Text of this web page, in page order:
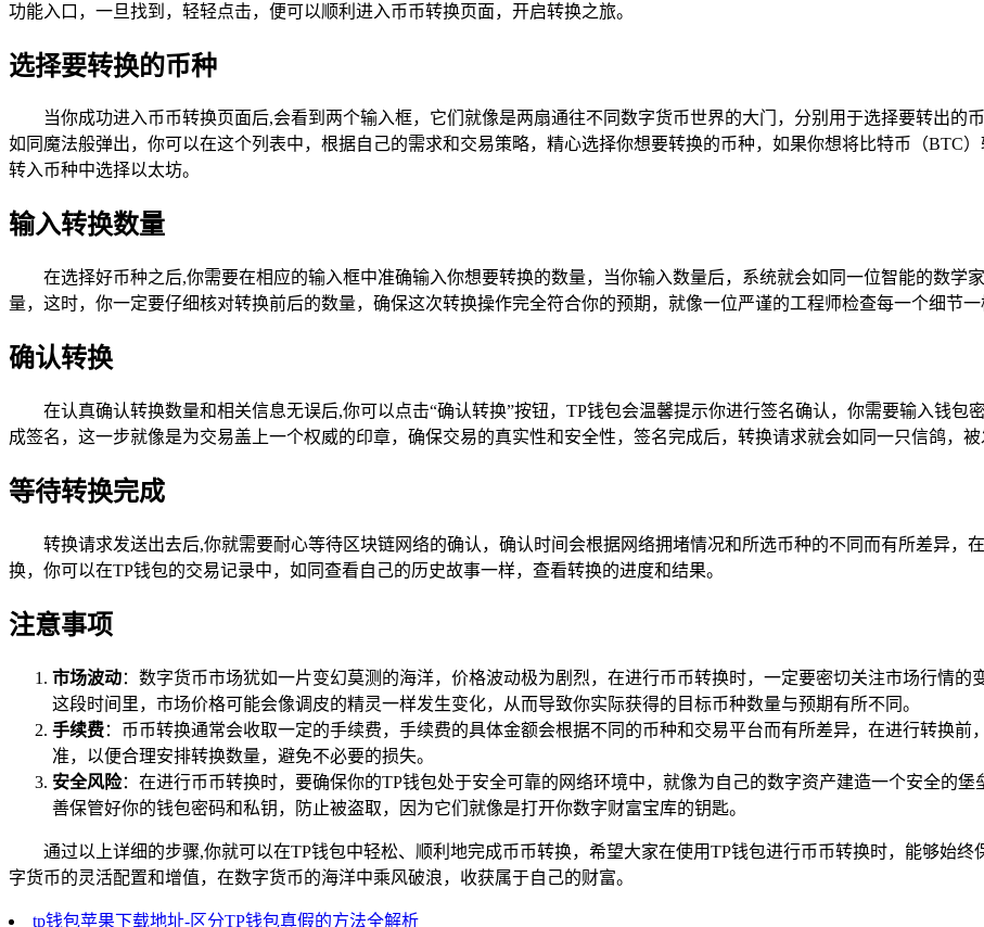
功能入口，一旦找到，轻轻点击，便可以顺利进入币币转换页面，开启转换之旅。
选择要转换的币种
当你成功进入币币转换页面后,会看到两个输入框，它们就像是两扇通往不同数字货币世界的大门，分别用于选择要转出的
如同魔法般弹出，你可以在这个列表中，根据自己的需求和交易策略，精心选择你想要转换的币种，如果你想将比特币（BTC
转入币种中选择以太坊。
输入转换数量
在选择好币种之后,你需要在相应的输入框中准确输入你想要转换的数量，当你输入数量后，系统就会如同一位智能的数学
量，这时，你一定要仔细核对转换前后的数量，确保这次转换操作完全符合你的预期，就像一位严谨的工程师检查每一个细节一
确认转换
在认真确认转换数量和相关信息无误后,你可以点击“确认转换”按钮，TP钱包会温馨提示你进行签名确认，你需要输入钱
成签名，这一步就像是为交易盖上一个权威的印章，确保交易的真实性和安全性，签名完成后，转换请求就会如同一只信鸽，被
等待转换完成
转换请求发送出去后,你就需要耐心等待区块链网络的确认，确认时间会根据网络拥堵情况和所选币种的不同而有所差异，
换，你可以在TP钱包的交易记录中，如同查看自己的历史故事一样，查看转换的进度和结果。
注意事项
市场波动：数字货币市场犹如一片变幻莫测的海洋，价格波动极为剧烈，在进行币币转换时，一定要密切关注市场行情
这段时间里，市场价格可能会像调皮的精灵一样发生变化，从而导致你实际获得的目标币种数量与预期有所不同。
手续费：币币转换通常会收取一定的手续费，手续费的具体金额会根据不同的币种和交易平台而有所差异，在进行转换
准，以便合理安排转换数量，避免不必要的损失。
安全风险：在进行币币转换时，要确保你的TP钱包处于安全可靠的网络环境中，就像为自己的数字资产建造一个安全的
善保管好你的钱包密码和私钥，防止被盗取，因为它们就像是打开你数字财富宝库的钥匙。
通过以上详细的步骤,你就可以在TP钱包中轻松、顺利地完成币币转换，希望大家在使用TP钱包进行币币转换时，能够始
字货币的灵活配置和增值，在数字货币的海洋中乘风破浪，收获属于自己的财富。
tp钱包苹果下载地址-区分TP钱包真假的方法全解析